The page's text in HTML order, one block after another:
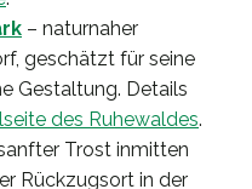
– naturnaher
geschätzt für seine
Gestaltung. Details
des Ruhewaldes.
Trost inmitten
Rückzugsort in der